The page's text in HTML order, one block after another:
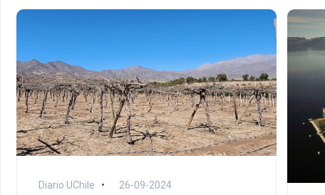
Diario UChile 26-09-2024